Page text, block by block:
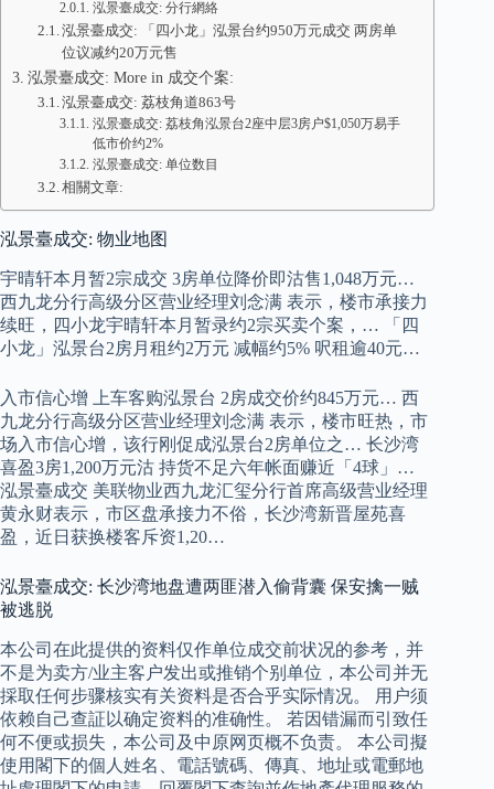
泓景臺成交: 分行網絡
泓景臺成交: 「四小龙」泓景台约950万元成交 两房单
位议减约20万元售
泓景臺成交: More in 成交个案:
泓景臺成交: 荔枝角道863号
泓景臺成交: 荔枝角泓景台2座中层3房户$1,050万易手
低市价约2%
泓景臺成交: 单位数目
相關文章:
泓景臺成交: 物业地图
宇晴轩本月暂2宗成交 3房单位降价即沽售1,048万元…
西九龙分行高级分区营业经理刘念满 表示，楼市承接力
续旺，四小龙宇晴轩本月暂录约2宗买卖个案，… 「四
小龙」泓景台2房月租约2万元 减幅约5% 呎租逾40元…
入市信心增 上车客购泓景台 2房成交价约845万元… 西
九龙分行高级分区营业经理刘念满 表示，楼市旺热，市
场入市信心增，该行刚促成泓景台2房单位之… 长沙湾
喜盈3房1,200万元沽 持货不足六年帐面赚近「4球」…
泓景臺成交 美联物业西九龙汇玺分行首席高级营业经理
黄永财表示，市区盘承接力不俗，长沙湾新晋屋苑喜
盈，近日获换楼客斥资1,20…
泓景臺成交: 长沙湾地盘遭两匪潜入偷背囊 保安擒一贼
被逃脱
本公司在此提供的资料仅作单位成交前状况的参考，并
不是为卖方/业主客户发出或推销个别单位，本公司并无
採取任何步骤核实有关资料是否合乎实际情况。 用户须
依赖自己查証以确定资料的准确性。 若因错漏而引致任
何不便或损失，本公司及中原网页概不负责。 本公司擬
使用閣下的個人姓名、電話號碼、傳真、地址或電郵地